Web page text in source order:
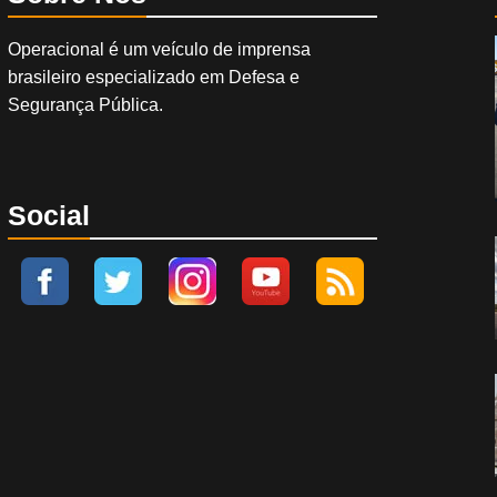
Operacional é um veículo de imprensa
brasileiro especializado em Defesa e
Segurança Pública.
Social